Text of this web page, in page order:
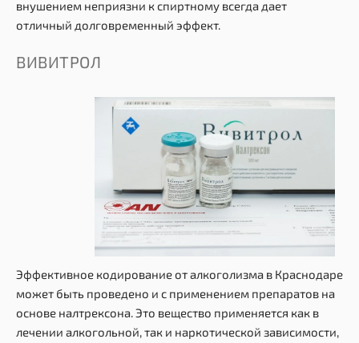
внушением неприязни к спиртному всегда дает
отличный долговременный эффект.
ВИВИТРОЛ
Эффективное кодирование от алкоголизма в Краснодаре
может быть проведено и с применением препаратов на
основе налтрексона. Это вещество применяется как в
лечении алкогольной, так и наркотической зависимости,